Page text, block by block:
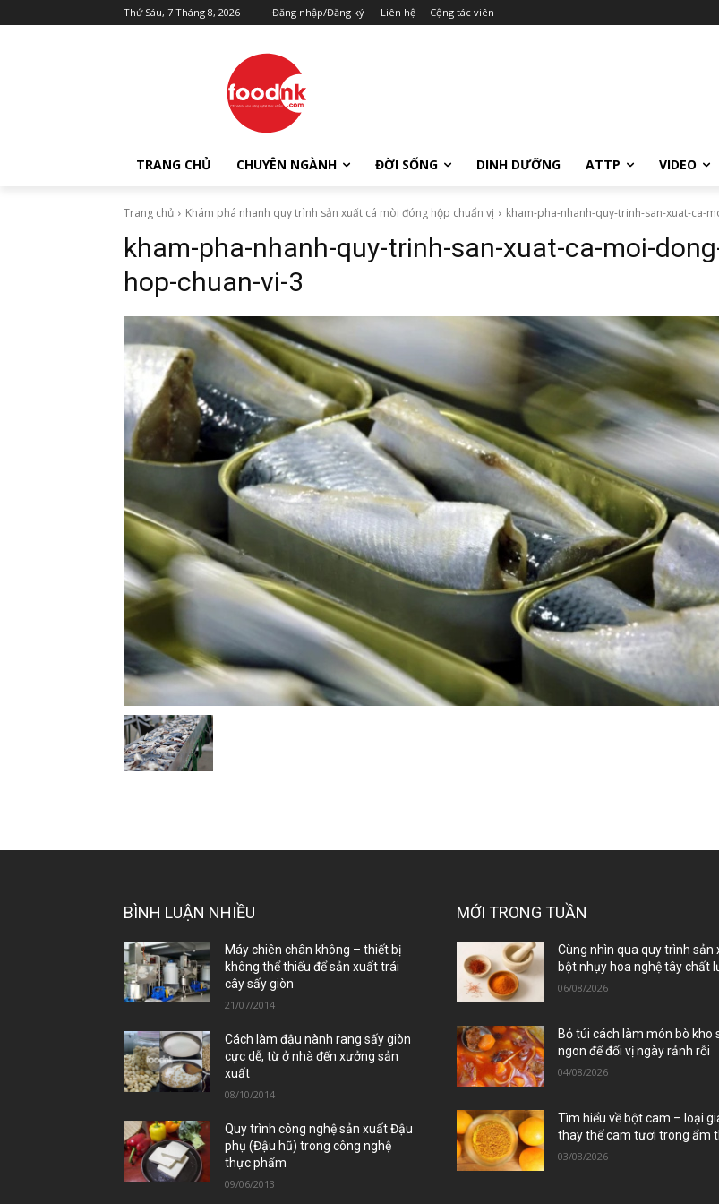
Thứ Sáu, 7 Tháng 8, 2026 Đăng nhập/Đăng ký Liên hệ Cộng tác viên
TRANG CHỦ CHUYÊN NGÀNH ĐỜI SỐNG DINH DƯỠNG ATTP VIDEO
Trang chủ Khám phá nhanh quy trình sản xuất cá mòi đóng hộp chuẩn vị kham-pha-nhanh-quy-trinh-san-xuat-ca-
kham-pha-nhanh-quy-trinh-san-xuat-ca-moi-
hop-chuan-vi-3
BÌNH LUẬN NHIỀU
Máy chiên chân không – thiết bị
không thể thiếu để sản xuất trái
cây sấy giòn
21/07/2014
Cách làm đậu nành rang sấy giòn
cực dễ, từ ở nhà đến xưởng sản
xuất
08/10/2014
Quy trình công nghệ sản xuất Đậu
phụ (Đậu hũ) trong công nghệ
thực phẩm
09/06/2013
MỚI TRONG TUẦN
Cùng nhìn qua quy trình sản
bột nhụy hoa nghệ tây chất
06/08/2026
Bỏ túi cách làm món bò kho
ngon để đổi vị ngày rảnh rỗi
04/08/2026
Tìm hiểu về bột cam – loại
thay thế cam tươi trong ẩm
03/08/2026